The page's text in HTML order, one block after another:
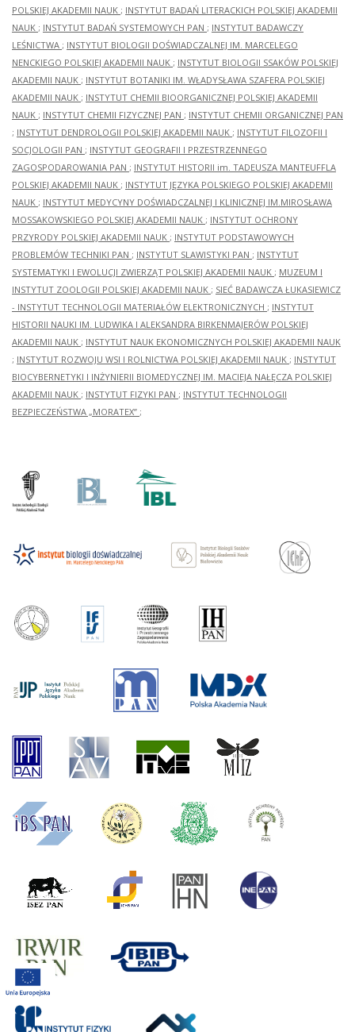
POLSKIEJ AKADEMII NAUK ; INSTYTUT BADAŃ LITERACKICH POLSKIEJ AKADEMII
NAUK ; INSTYTUT BADAŃ SYSTEMOWYCH PAN ; INSTYTUT BADAWCZY
LEŚNICTWA ; INSTYTUT BIOLOGII DOŚWIADCZALNEJ IM. MARCELEGO
NENCKIEGO POLSKIEJ AKADEMII NAUK ; INSTYTUT BIOLOGII SSAKÓW POLSKIEJ
AKADEMII NAUK ; INSTYTUT BOTANIKI IM. WŁADYSŁAWA SZAFERA POLSKIEJ
AKADEMII NAUK ; INSTYTUT CHEMII BIOORGANICZNEJ POLSKIEJ AKADEMII
NAUK ; INSTYTUT CHEMII FIZYCZNEJ PAN ; INSTYTUT CHEMII ORGANICZNEJ PAN
; INSTYTUT DENDROLOGII POLSKIEJ AKADEMII NAUK ; INSTYTUT FILOZOFII I
SOCJOLOGII PAN ; INSTYTUT GEOGRAFII I PRZESTRZENNEGO
ZAGOSPODAROWANIA PAN ; INSTYTUT HISTORII im. TADEUSZA MANTEUFFLA
POLSKIEJ AKADEMII NAUK ; INSTYTUT JĘZYKA POLSKIEGO POLSKIEJ AKADEMII
NAUK ; INSTYTUT MEDYCYNY DOŚWIADCZALNEJ I KLINICZNEJ IM.MIROSŁAWA
MOSSAKOWSKIEGO POLSKIEJ AKADEMII NAUK ; INSTYTUT OCHRONY
PRZYRODY POLSKIEJ AKADEMII NAUK ; INSTYTUT PODSTAWOWYCH
PROBLEMÓW TECHNIKI PAN ; INSTYTUT SLAWISTYKI PAN ; INSTYTUT
SYSTEMATYKI I EWOLUCJI ZWIERZĄT POLSKIEJ AKADEMII NAUK ; MUZEUM I
INSTYTUT ZOOLOGII POLSKIEJ AKADEMII NAUK ; SIEĆ BADAWCZA ŁUKASIEWICZ
- INSTYTUT TECHNOLOGII MATERIAŁÓW ELEKTRONICZNYCH ; INSTYTUT
HISTORII NAUKI IM. LUDWIKA I ALEKSANDRA BIRKENMAJERÓW POLSKIEJ
AKADEMII NAUK ; INSTYTUT NAUK EKONOMICZNYCH POLSKIEJ AKADEMII NAUK
; INSTYTUT ROZWOJU WSI I ROLNICTWA POLSKIEJ AKADEMII NAUK ; INSTYTUT
BIOCYBERNETYKI I INŻYNIERII BIOMEDYCZNEJ IM. MACIEJA NAŁĘCZA POLSKIEJ
AKADEMII NAUK ; INSTYTUT FIZYKI PAN ; INSTYTUT TECHNOLOGII
BEZPIECZEŃSTWA „MORATEX” ;